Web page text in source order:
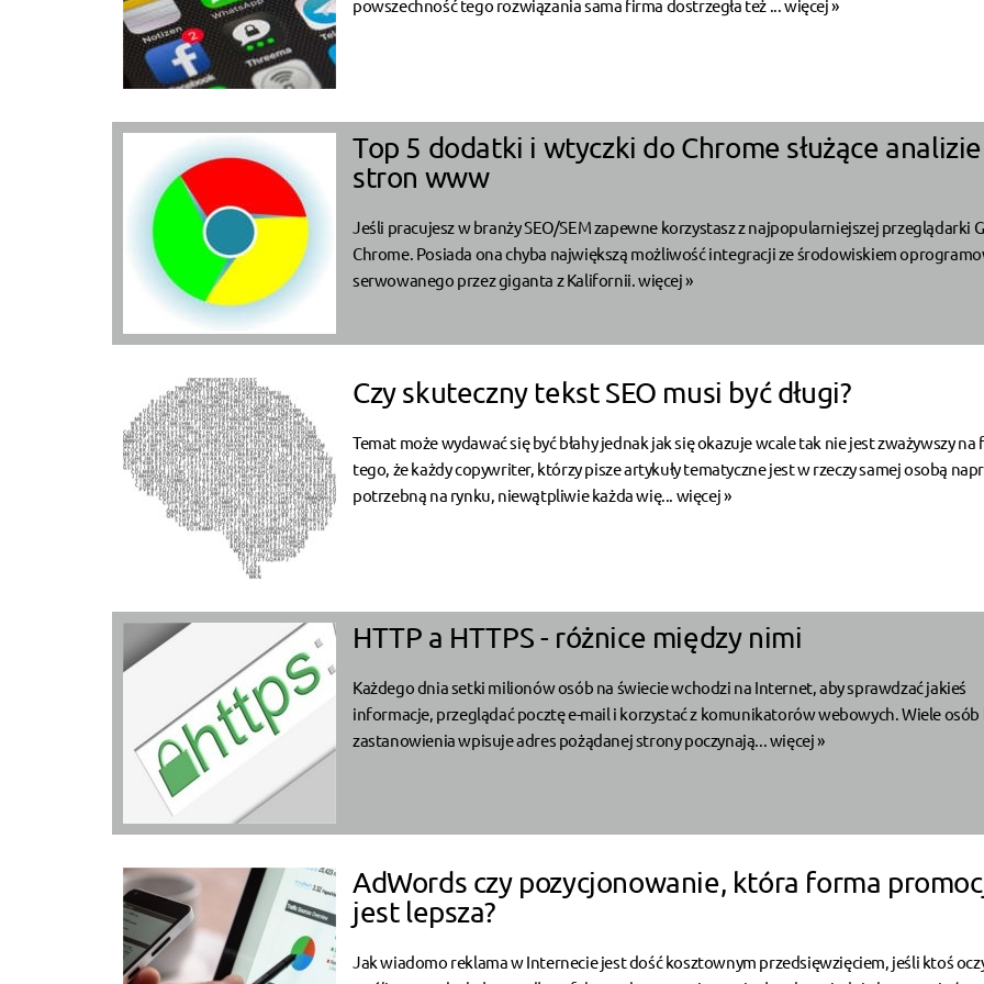
powszechność tego rozwiązania sama firma dostrzegła też ...więcej »
Top 5 dodatki i wtyczki do Chrome służące analizie
stron www
Jeśli pracujesz w branży SEO/SEM zapewne korzystasz z najpopularniejszej przeglądarki
Chrome. Posiada ona chyba największą możliwość integracji ze środowiskiem
serwowanego przez giganta z Kalifornii.więcej »
Czy skuteczny tekst SEO musi być długi?
Temat może wydawać się być błahy jednak jak się okazuje wcale tak nie jest zważywszy na
tego, że każdy copywriter, którzy pisze artykuły tematyczne jest w rzeczy samej osobą
potrzebną na rynku, niewątpliwie każda wię... więcej »
HTTP a HTTPS - różnice między nimi
Każdego dnia setki milionów osób na świecie wchodzi na Internet, aby sprawdzać jakieś
informacje, przeglądać pocztę e-mail i korzystać z komunikatorów webowych. Wiele osób
zastanowienia wpisuje adres pożądanej strony poczynają...więcej »
AdWords czy pozycjonowanie, która forma
jest lepsza?
Jak wiadomo reklama w Internecie jest dość kosztownym przedsięwzięciem, jeśli ktoś